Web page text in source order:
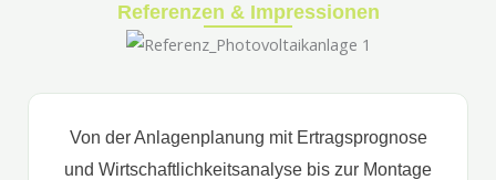
Referenzen & Impressionen
Von der Anlagenplanung mit Ertragsprognose
und Wirtschaftlichkeitsanalyse bis zur Montage